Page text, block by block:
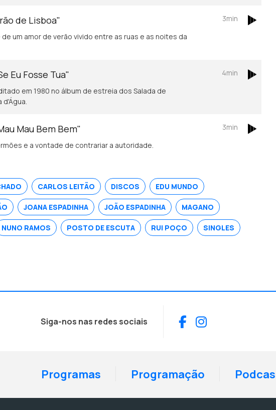
de Lisboa"
um amor de verão vivido entre as ruas e as noites da
3min
Eu Fosse Tua"
em 1980 no álbum de estreia dos Salada de
d'Água.
4min
Mau Bem Bem"
e a vontade de contrariar a autoridade.
3min
CARLOS LEITÃO DISCOS EDU MUNDO
JOANA ESPADINHA JOÃO ESPADINHA MAGANO
NUNO RAMOS POSTO DE ESCUTA RUI POÇO SINGLES
Siga-nos nas redes sociais Facebook
Instagram
Programas Programação